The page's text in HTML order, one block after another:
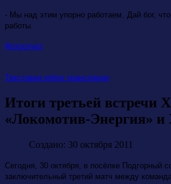
- Мы над этим упорно работаем. Дай бог,
работы.
Фотоотчет
Текстовая online трансляция
Итоги третьей встречи
«Локомотив-Энергия» и
Создано: 30 октября 2011
Сегодня, 30 октября, в посёлке Подгорный
заключительный третий матч между